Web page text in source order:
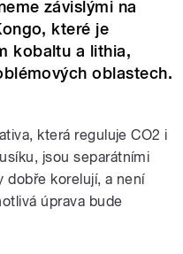
závislými na
které je
kobaltu a lithia,
oblastech.
která reguluje CO2 i
jsou separátními
dobře korelují, a není
úprava bude